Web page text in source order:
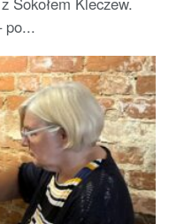
po...